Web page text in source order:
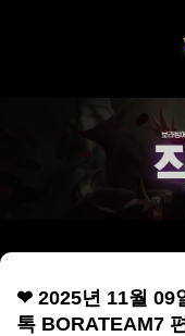
❤ 2025년 11월 09
톡 BORATEAM7